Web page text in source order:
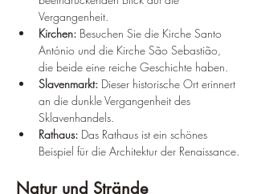
Vergangenheit.
Kirchen: Besuchen Sie die Kirche Santo
António und die Kirche São Sebastião,
die beide eine reiche Geschichte haben.
Slavenmarkt: Dieser historische Ort erinnert
an die dunkle Vergangenheit des
Sklavenhandels.
Rathaus: Das Rathaus ist ein schönes
Beispiel für die Architektur der Renaissance.
Natur und Strände